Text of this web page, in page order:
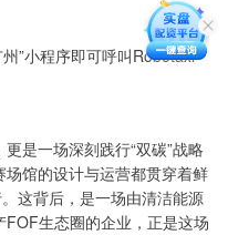
”小程序即可呼叫Robotaxi
是一场深刻践行“双碳”战略
馆的设计与运营都贯穿着鲜
这背后，是一场由清洁能源
生态圈的企业，正是这场